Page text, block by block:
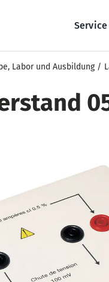
Service
Labor und Ausbildung